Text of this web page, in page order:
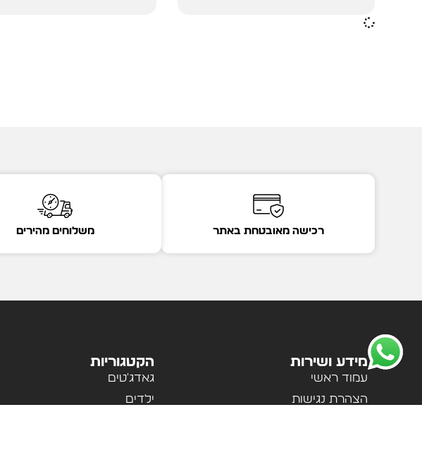
רכישה מאובטחת באתר משלוחים מהירים
מידע ושירות
עמוד ראשי
הצהרת נגישות
הקטגוריות
גאדג'טים
ילדים